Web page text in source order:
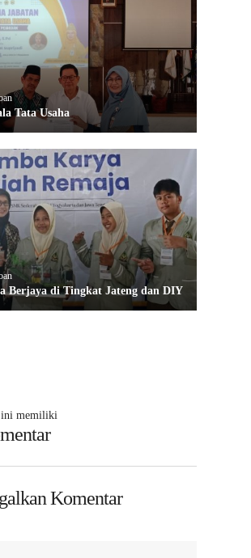
Tata Usaha
Berjaya di Tingkat Jateng dan DIY
memiliki
Komentar